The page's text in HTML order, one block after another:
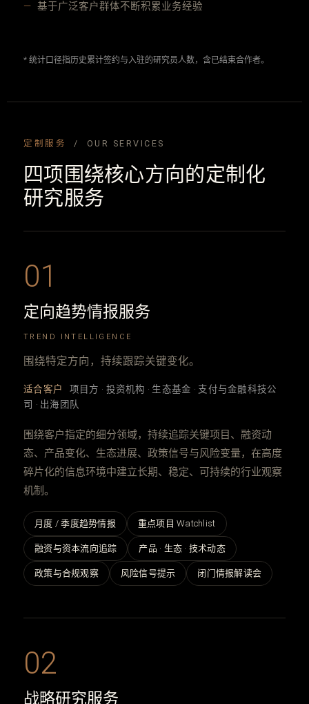
基于广泛客户群体不断积累业务经验
* 统计口径指历史累计签约与入驻的研究员人数，含已结束合作者。
定制服务 / OUR SERVICES
四项围绕核心方向的定制化
研究服务
01
定向趋势情报服务
TREND INTELLIGENCE
围绕特定方向，持续跟踪关键变化。
适合客户
项目方 · 投资机构 · 生态基金 · 支付与金融科技公
司 · 出海团队
围绕客户指定的细分领域，持续追踪关键项目、融资动
态、产品变化、生态进展、政策信号与风险变量，在高度
碎片化的信息环境中建立长期、稳定、可持续的行业观察
机制。
月度 / 季度趋势情报 重点项目 Watchlist
融资与资本流向追踪 产品 · 生态 · 技术动态
政策与合规观察 风险信号提示 闭门情报解读会
02
战略研究服务